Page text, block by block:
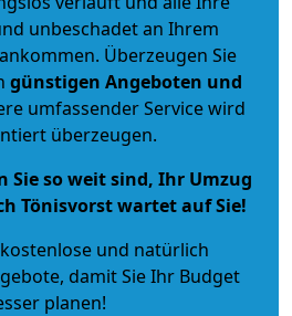
unbeschadet an Ihrem
Überzeugen Sie
günstigen Angeboten und
umfassender Service wird
überzeugen.
Sie so weit sind, Ihr Umzug
Tönisvorst wartet auf Sie!
und natürlich
, damit Sie Ihr Budget
planen!